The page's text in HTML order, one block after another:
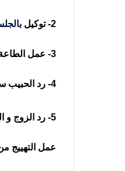
2- توكيل
3- عمل الطاعة العمياء للحبيب و جعله كالخاتم في الأصبع
4- رد الحبيب سواء كان نافر أو زعلان أو بعيد و جلبه حالاً ليكون مطيع
5- رد الزوج و الزوجة و ربط الزوج عن الزنا و الخيانة وجعله محب لزوجته
عمل التهييج